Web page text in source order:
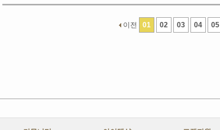
이전 01 02 03 04 05